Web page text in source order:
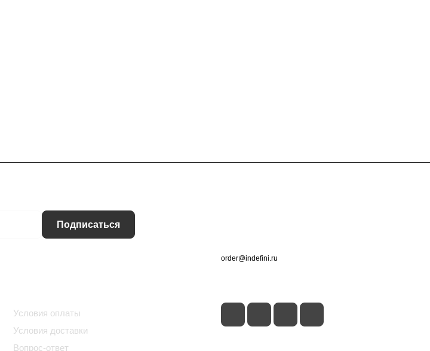
Подписаться
Условия оплаты
Условия доставки
Вопрос-ответ
order@indefini.ru